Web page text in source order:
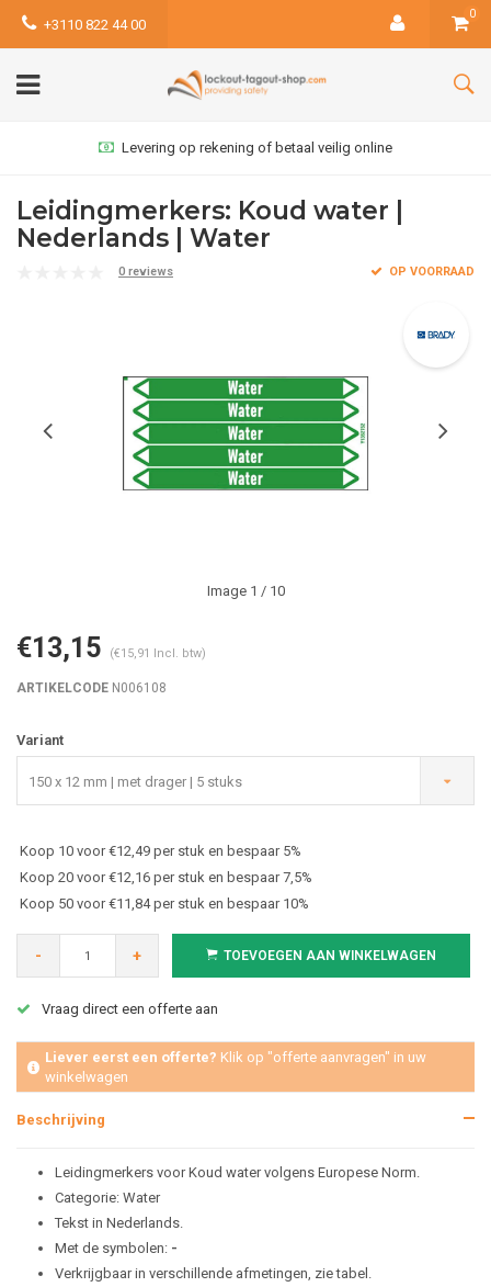
+3110 822 44 00
0
Levering op rekening of betaal veilig online
Leidingmerkers: Koud water |
Nederlands | Water
0 reviews OP VOORRAAD
Image 1 / 10
€13,15 (€15,91 Incl. btw)
ARTIKELCODE N006108
Variant
150 x 12 mm | met drager | 5 stuks
Koop 10 voor €12,49 per stuk en bespaar 5%
Koop 20 voor €12,16 per stuk en bespaar 7,5%
Koop 50 voor €11,84 per stuk en bespaar 10%
- + TOEVOEGEN AAN WINKELWAGEN
Vraag direct een offerte aan
Liever eerst een offerte? Klik op "offerte aanvragen" in uw
winkelwagen
Beschrijving
Leidingmerkers voor Koud water volgens Europese Norm.
Categorie: Water
Tekst in Nederlands.
Met de symbolen: -
Verkrijgbaar in verschillende afmetingen, zie tabel.